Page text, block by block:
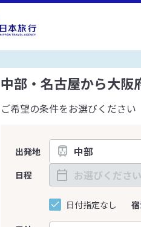
中部・名古屋から大阪
ご希望の条件をお選びください
出発地
日程
日付指定なし